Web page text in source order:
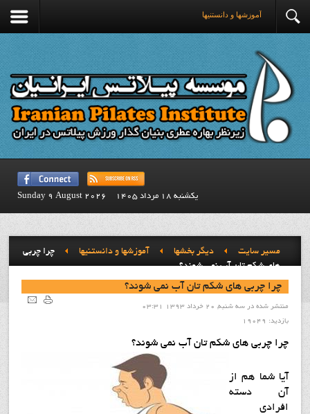
آموزشها و دانستنيها
يكشنبه 18 مرداد 1405 Sunday 9 August 2026
مسیر سایت ديگر بخشها آموزشها و دانستنيها
چرا چربی
های شکم تان آب نمی شوند؟
چرا چربی های شکم تان آب نمی شوند؟
منتشر شده در سه شنبه, 20 خرداد 1393 03:31
بازدید: 19049
چرا چربی های شکم تان آب نمی شوند؟
آیا شما هم از
آن دسته
افرادی